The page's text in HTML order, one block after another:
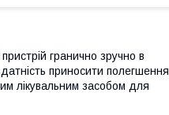
гранично зручно в
приносити полегшення
лікувальним засобом для